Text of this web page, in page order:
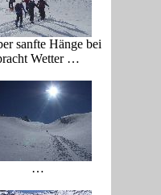
sanfte Hänge bei
Wetter …
…